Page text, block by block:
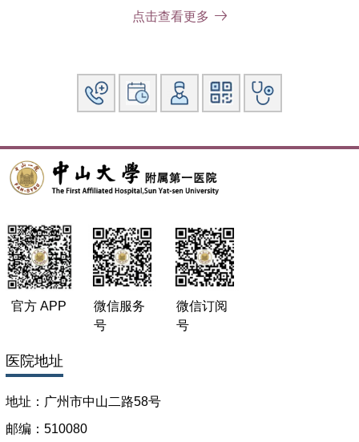
点击查看更多
官方 APP
微信服务
号
微信订阅
号
医院地址
地址：广州市中山二路58号
邮编：510080